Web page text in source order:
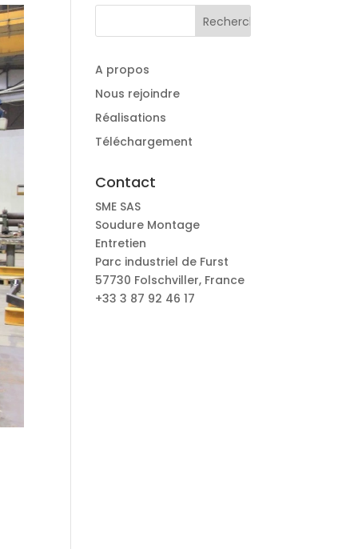
A propos
Nous rejoindre
Réalisations
Téléchargement
Contact
SME SAS
Soudure Montage
Entretien
Parc industriel de Furst
57730 Folschviller, France
+33 3 87 92 46 17